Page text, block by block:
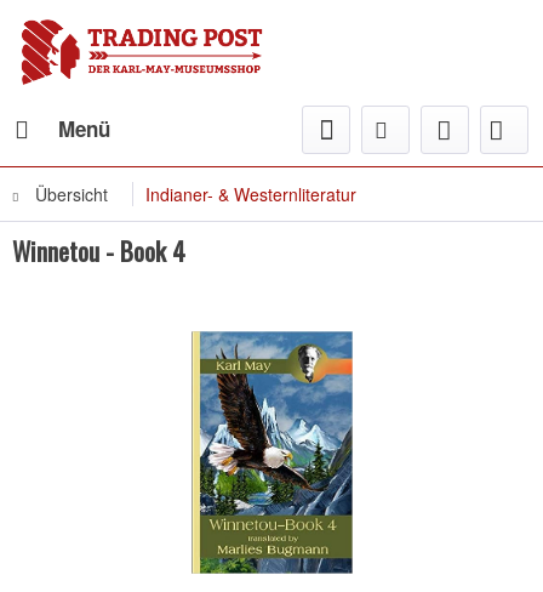
Menü
Übersicht Indianer- & Westernliteratur
Winnetou - Book 4